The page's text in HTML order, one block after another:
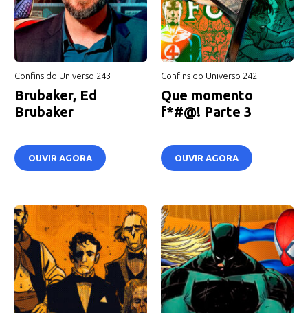
Confins do Universo 243
Brubaker, Ed
Brubaker
OUVIR AGORA
Confins do Universo 242
Que momento
f*#@! Parte 3
OUVIR AGORA